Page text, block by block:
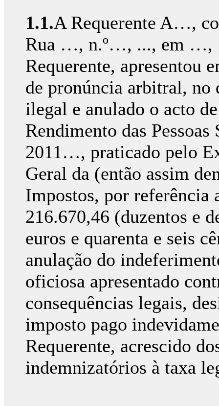
1.1.A Requerente A…,
Rua …, n.º…, ..., em …,
Requerente, apresentou
de pronúncia arbitral, no
ilegal e anulado o acto
Rendimento das
2011…, praticado pelo
Geral da (então assim
Impostos, por referência
216.670,46 (duzentos e
euros e quarenta e seis
anulação do
oficiosa apresentado
consequências legais,
imposto pago
Requerente, acrescido
indemnizatórios à taxa